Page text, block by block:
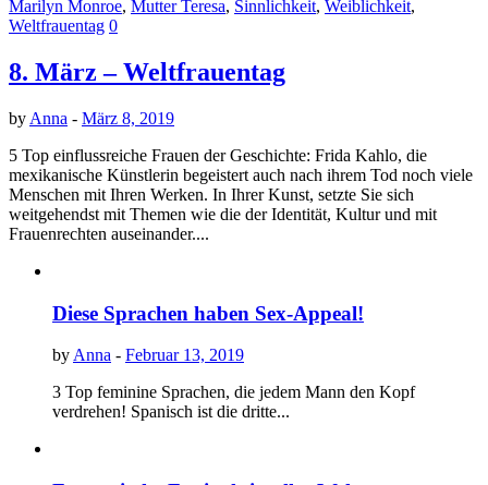
Marilyn Monroe, Mutter Teresa, Sinnlichkeit, Weiblichkeit,
Weltfrauentag 0
8. März – Weltfrauentag
by Anna - März 8, 2019
5 Top einflussreiche Frauen der Geschichte: Frida Kahlo, die
mexikanische Künstlerin begeistert auch nach ihrem Tod noch viele
Menschen mit Ihren Werken. In Ihrer Kunst, setzte Sie sich
weitgehendst mit Themen wie die der Identität, Kultur und mit
Frauenrechten auseinander....
Diese Sprachen haben Sex-Appeal!
by Anna - Februar 13, 2019
3 Top feminine Sprachen, die jedem Mann den Kopf
verdrehen! Spanisch ist die dritte...